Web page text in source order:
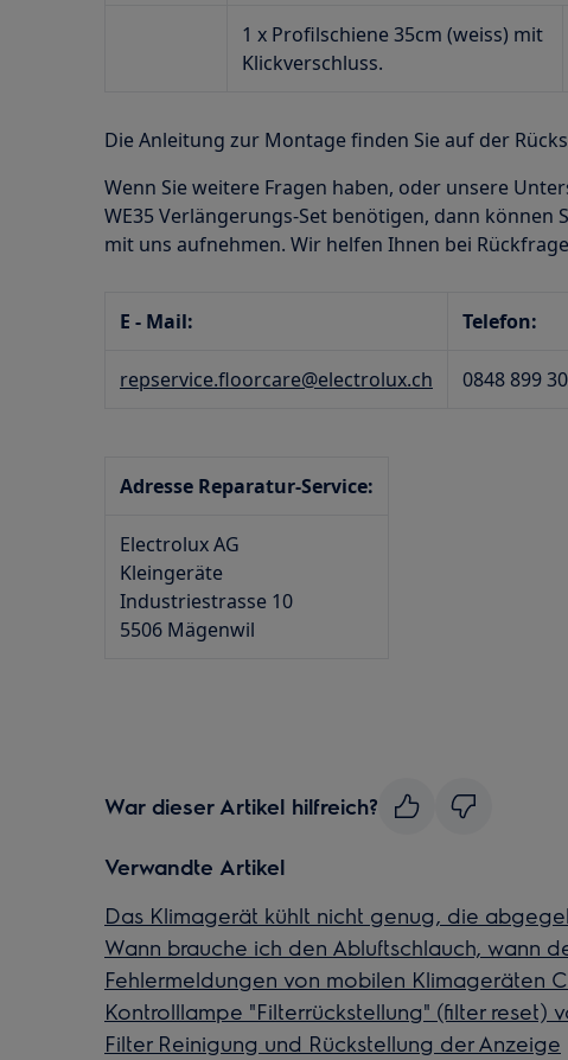
1 x Profilschiene 35cm (weiss) mit
Klickverschluss.
Die Anleitung zur Montage finden Sie auf der
Wenn Sie weitere Fragen haben, oder unsere
WE35 Verlängerungs-Set benötigen, dann können
mit uns aufnehmen. Wir helfen Ihnen bei
E - Mail: Telefon:
repservice.floorcare@electrolux.ch 0848 899
Adresse Reparatur-Service:
Electrolux AG
Kleingeräte
Industriestrasse 10
5506 Mägenwil
War dieser Artikel hilfreich?
Verwandte Artikel
Das Klimagerät kühlt nicht genug, die
Wann brauche ich den Abluftschlauch, wann
Fehlermeldungen von mobilen Klimageräten
Kontrolllampe "Filterrückstellung" (filter reset)
Filter Reinigung und Rückstellung der Anzeige